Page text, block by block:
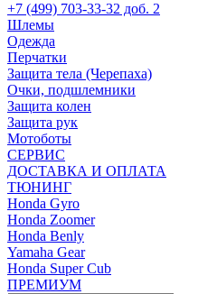
+7 (499) 703-33-32 доб. 2
Шлемы
Одежда
Перчатки
Защита тела (Черепаха)
Очки, подшлемники
Защита колен
Защита рук
Мотоботы
СЕРВИС
ДОСТАВКА И ОПЛАТА
ТЮНИНГ
Honda Gyro
Honda Zoomer
Honda Benly
Yamaha Gear
Honda Super Cub
ПРЕМИУМ